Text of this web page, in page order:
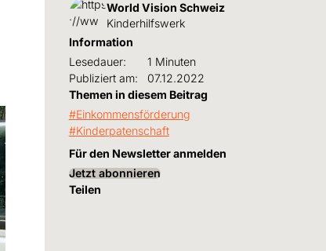
World Vision Schweiz
Kinderhilfswerk
Information
Lesedauer:
1 Minuten
Publiziert am:
07.12.2022
Themen in diesem Beitrag
Einkommensförderung
Kinderpatenschaft
Für den Newsletter anmelden
Jetzt abonnieren
Teilen